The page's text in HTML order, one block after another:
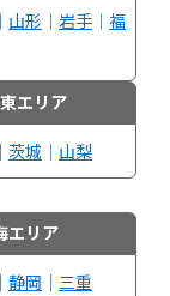
｜ 山形 ｜ 岩手 ｜ 福
エリア
｜ 茨城 ｜ 山梨
エリア
｜ 静岡 ｜ 三重